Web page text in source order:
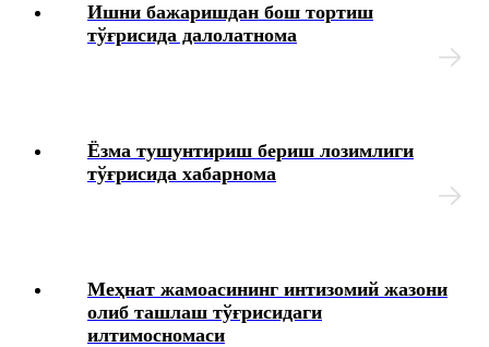
Ташкилотнинг локал ҳужжатлари
Ишни бажаришдан бош тортиш
тўғрисида далолатнома
Ёзма тушунтириш бериш лозимлиги
тўғрисида хабарнома
Меҳнат жамоасининг интизомий жазони
олиб ташлаш тўғрисидаги
илтимосномаси